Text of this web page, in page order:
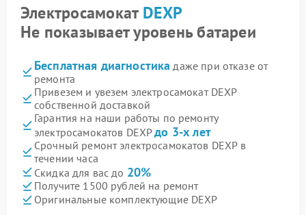
Электросамокат DEXP
Не показывает уровень батареи
Бесплатная диагностика даже при отказе от
ремонта
Привезем и увезем электросамокат DEXP
собственной доставкой
Гарантия на наши работы по ремонту
электросамокатов DEXPдо 3-х лет
Срочный ремонт электросамокатов DEXP в
течении часа
Скидка для вас до 20%
Получите 1500 рублей на ремонт
Оригинальные комплектующие DEXP